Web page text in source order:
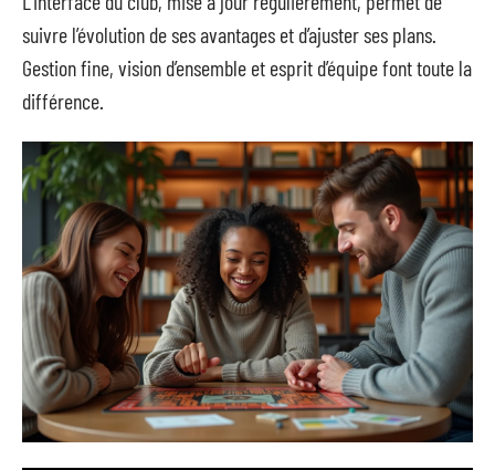
suivre l’évolution de ses avantages et d’ajuster ses plans.
Gestion fine, vision d’ensemble et esprit d’équipe font toute la
différence.